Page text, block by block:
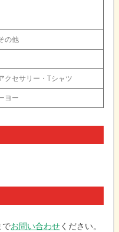
の他
クセサリー・Tシャツ
ヨー
でお問い合わせください。